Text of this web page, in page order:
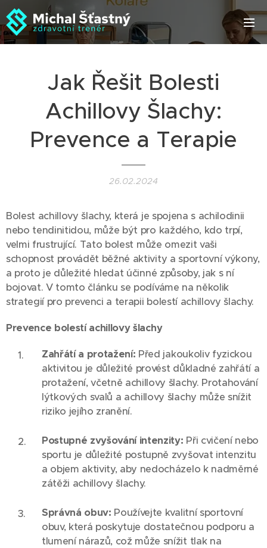
Jak Řešit Bolesti
Achillovy Šlachy:
Prevence a Terapie
26.02.2024
Bolest achillovy šlachy, která je spojena s achilodinii
nebo tendinitidou, může být pro každého, kdo trpí,
velmi frustrující. Tato bolest může omezit vaši
schopnost provádět běžné aktivity a sportovní výkony,
a proto je důležité hledat účinné způsoby, jak s ní
bojovat. V tomto článku se podíváme na několik
strategií pro prevenci a terapii bolestí achillovy šlachy.
Prevence bolestí achillovy šlachy
Zahřátí a protažení: Před jakoukoliv fyzickou
aktivitou je důležité provést důkladné zahřátí a
protažení, včetně achillovy šlachy. Protahování
lýtkových svalů a achillovy šlachy může snížit
riziko jejího zranění.
Postupné zvyšování intenzity: Při cvičení nebo
sportu je důležité postupně zvyšovat intenzitu
a objem aktivity, aby nedocházelo k nadměrné
zátěži achillovy šlachy.
Správná obuv: Používejte kvalitní sportovní
obuv, která poskytuje dostatečnou podporu a
tlumení nárazů, což může snížit tlak na